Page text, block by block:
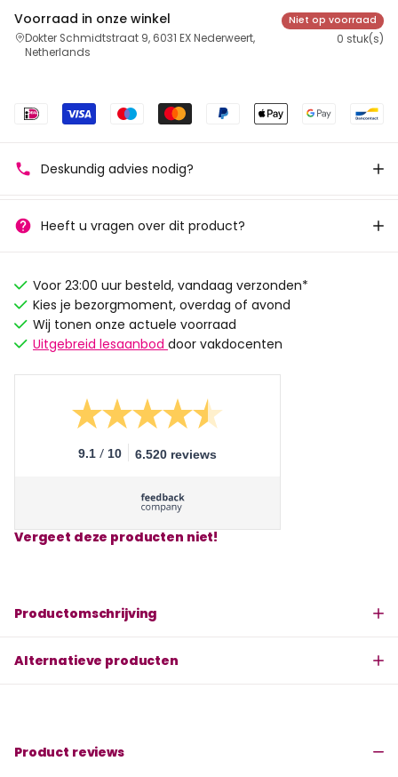
Voorraad in onze winkel
Dokter Schmidtstraat 9, 6031 EX Nederweert,
Netherlands
Niet op voorraad
0 stuk(s)
Deskundig advies nodig?
Heeft u vragen over dit product?
Voor 23:00 uur besteld, vandaag verzonden*
Kies je bezorgmoment, overdag of avond
Wij tonen onze actuele voorraad
Uitgebreid lesaanbod door vakdocenten
9.1 / 10 6.520 reviews
Vergeet deze producten niet!
Productomschrijving
Alternatieve producten
Product reviews